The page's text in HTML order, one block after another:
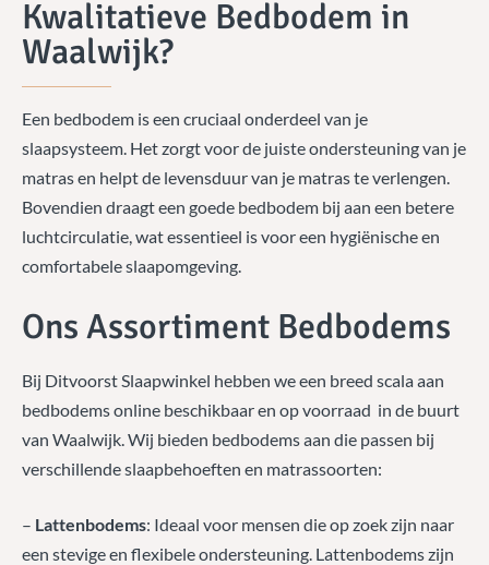
Kwalitatieve Bedbodem in
Waalwijk?
Een bedbodem is een cruciaal onderdeel van je
slaapsysteem. Het zorgt voor de juiste ondersteuning van je
matras en helpt de levensduur van je matras te verlengen.
Bovendien draagt een goede bedbodem bij aan een betere
luchtcirculatie, wat essentieel is voor een hygiënische en
comfortabele slaapomgeving.
Ons Assortiment Bedbodems
Bij Ditvoorst Slaapwinkel hebben we een breed scala aan
bedbodems online beschikbaar en op voorraad in de buurt
van Waalwijk. Wij bieden bedbodems aan die passen bij
verschillende slaapbehoeften en matrassoorten:
– Lattenbodems: Ideaal voor mensen die op zoek zijn naar
een stevige en flexibele ondersteuning. Lattenbodems zijn